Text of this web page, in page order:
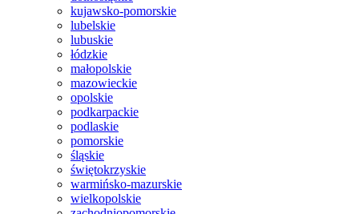
kujawsko-pomorskie
lubelskie
lubuskie
łódzkie
małopolskie
mazowieckie
opolskie
podkarpackie
podlaskie
pomorskie
śląskie
świętokrzyskie
warmińsko-mazurskie
wielkopolskie